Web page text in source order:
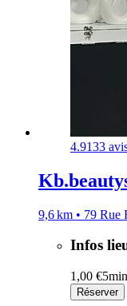
4.9133
9,6 km • 79 Rue
Infos
1,00 €5min
Réserver